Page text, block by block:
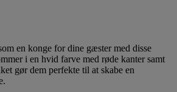
en konge for dine gæster med disse
i en hvid farve med røde kanter samt
gør dem perfekte til at skabe en